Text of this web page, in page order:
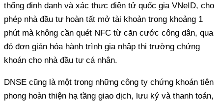
thống định danh và xác thực điện tử quốc gia VNeID, cho
phép nhà đầu tư hoàn tất mở tài khoản trong khoảng 1
phút mà không cần quét NFC từ căn cước công dân, qua
đó đơn giản hóa hành trình gia nhập thị trường chứng
khoán cho nhà đầu tư cá nhân.
DNSE cũng là một trong những công ty chứng khoán tiên
phong hoàn thiện hạ tầng giao dịch, lưu ký và thanh toán,